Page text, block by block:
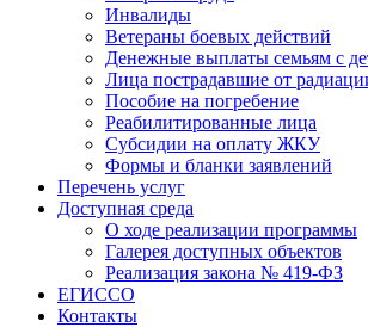
Инвалиды
Ветераны боевых действий
Денежные выплаты семьям с
Лица пострадавшие от
Пособие на погребение
Реабилитированные лица
Субсидии на оплату ЖКУ
Формы и бланки заявлений
Перечень услуг
Доступная среда
О ходе реализации программы
Галерея доступных объектов
Реализация закона № 419-ФЗ
ЕГИСCО
Контакты